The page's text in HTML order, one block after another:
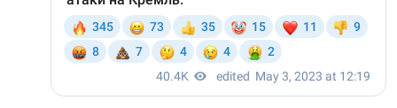
Подписывайтесь на The Moscow
Times в Telegram —
@moscowtimes_ru